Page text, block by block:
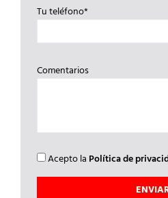
Tu teléfono*
Comentarios
Acepto la Política de